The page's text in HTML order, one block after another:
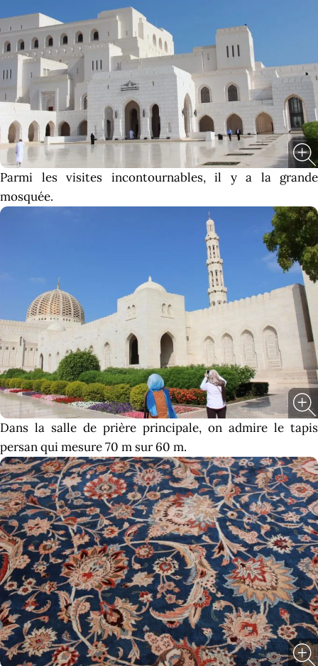
Parmi les visites incontournables, il y a la grande
mosquée.
Dans la salle de prière principale, on admire le tapis
persan qui mesure 70 m sur 60 m.